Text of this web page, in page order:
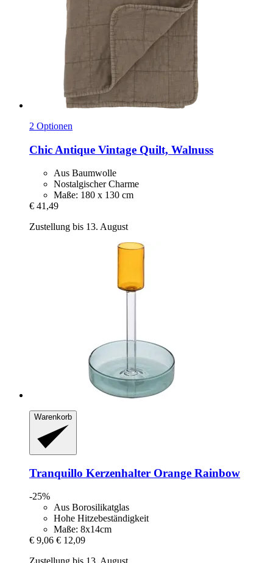
2 Optionen
Chic Antique Vintage Quilt, Walnuss
Aus Baumwolle
Nostalgischer Charme
Maße: 180 x 130 cm
€ 41,49
Zustellung bis 13. August
Warenkorb
Tranquillo Kerzenhalter Orange Rainbow
-25%
Aus Borosilikatglas
Hohe Hitzebeständigkeit
Maße: 8x14cm
€ 9,06 € 12,09